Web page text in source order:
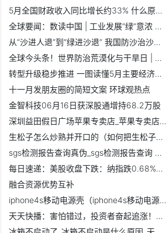
5月全国财政收入同比增长约33% 什么原因？-聚焦
全球要闻：数读中国 | 工业发展“绿”意浓 绿色发展成效显著
从“沙进人退”到“绿进沙退” 我国防沙治沙工作实现历史性...
全球今头条！世界防治荒漠化与干旱日 | 防沙治沙的“中国智慧”
转型升级稳步推进 一图读懂5月主要经济指标
十一月发朋友圈的简短文案 环球观热点
金智科技06月16日获深股通增持68.2万股
深圳益田假日广场苹果专卖店_苹果专卖店可以分期吗
生松子怎么炒熟并开口的（如何把生松子炒开口来吃）|天天实时
sgs检测报告查询真伪_sgs检测报告查询 当前独家
每日速递：美股收盘下跌：纳指跌0.68%，热门中概股整体回调
融合资源优势互补
iphone4s移动电源壳（iphone4s移动电源）|全球时讯
天天快播：害怕错过，投资者奋起追涨！全球股市创一年多新高...